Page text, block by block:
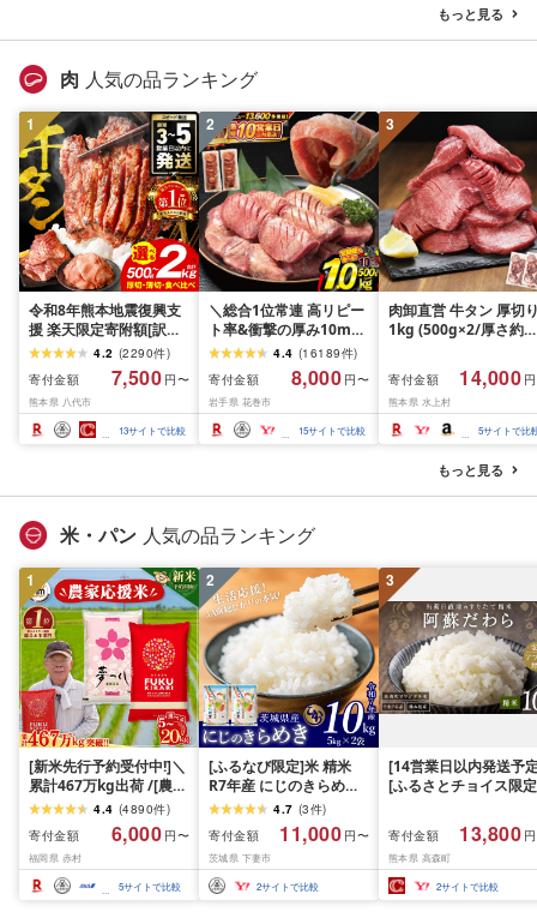
もっと見る
肉 人気の品ランキング
1
令和8年熊本地震復興支
援 楽天限定寄附額[訳あ
り]牛タン 500g〜2kg 肉
牛肉 訳あり 牛タン 冷凍
小分け 厚切り 薄切り 食
べ比べ 500g 1kg 1.5kg
2kg 牛 人気 ビーフ 牛た
ん ふるさと納税 ランキ
4.2 (2290件)
寄付金額
7,500 円〜
熊本県 八代市
13サイトで比較
2
＼総合1位常連 高リピー
ト率&衝撃の厚み10mm
厚切り牛タン 塩味/ ≪ス
ピード発送!!10営業日以
内発送≫ 選べる内容量
500g / 1kg 定期便 毎月
届く 牛肉 肉 BBQ ふるさ
と 人気 ランキング 岩手
4.4 (16189件)
寄付金額
8,000 円〜
岩手県 花巻市
15サイトで比較
3
肉卸直営 牛タン 厚切
1kg (500g×2/厚さ約
牛肉 焼肉 冷凍 スライ
業務用 バーベキュー
BBQ おつまみ ギフト
祝い お中元 夏ギフト
寄付金額 14,000
熊本県 水上村
5サイトで比
もっと見る
米・パン 人気の品ランキング
1
[新米先行予約受付中!]＼
累計467万kg出荷 /[農家
応援米]訳あり 令和7年産
令和8年産ふくきらり 夢
つくし 5kg 10kg 15kg
20kg [選べる品種・内容
量・出荷時期]複数原料
米 白米 精米 国産 限定
4.4 (4890件)
寄付金額
6,000 円〜
福岡県 赤村
5サイトで比較
2
[ふるなび限定]米 精米
R7年産 にじのきらめき
10kg 10月 FN-Limited-
4.7 (3件)
寄付金額
11,000 円〜
茨城県 下妻市
2サイトで比較
3
[14営業日以内発送予
[ふるさとチョイス限定
だわら 熊本県 高森町
リジナル米 計
10kg(5kg×2袋)精米 お
米 米 5kg×2 10kg
寄付金額 13,800
熊本県 高森町
2サイトで比較